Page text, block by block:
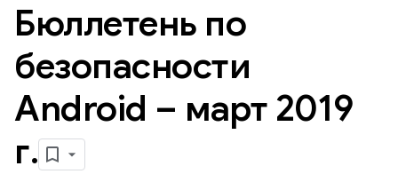
Бюллетень по
безопасности
Android – март 2019
г.